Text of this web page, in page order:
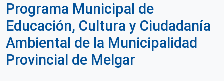
Programa Municipal de
Educación, Cultura y Ciudadanía
Ambiental de la Municipalidad
Provincial de Melgar